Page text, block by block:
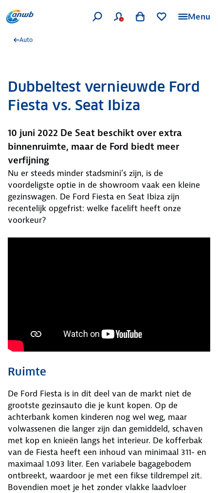
Menu
Auto
Dubbeltest vernieuwde Ford
Fiesta vs. Seat Ibiza
10 juni 2022 De Seat beschikt over extra
binnenruimte, maar de Ford biedt meer
verfijning
Nu er steeds minder stadsmini’s zijn, is de
voordeligste optie in de showroom vaak een kleine
gezinswagen. De Ford Fiesta en Seat Ibiza zijn
recentelijk opgefrist: welke facelift heeft onze
voorkeur?
Ruimte
De Ford Fiesta is in dit deel van de markt niet de
grootste gezinsauto die je kunt kopen. Op de
achterbank komen kinderen nog wel weg, maar
volwassenen die langer zijn dan gemiddeld, schaven
met kop en knieën langs het interieur. De kofferbak
van de Fiesta heeft een inhoud van minimaal 311- en
maximaal 1.093 liter. Een variabele bagagebodem
ontbreekt, waardoor je met een fikse tildrempel zit.
Bovendien moet je het zonder vlakke laadvloer